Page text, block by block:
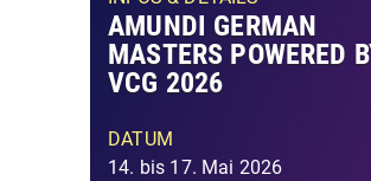
AMUNDI GERMAN
MASTERS POWERED
VCG 2026
DATUM
14. bis 17. Mai 2026